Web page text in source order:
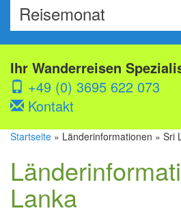
Ihr Wanderreisen
+49 (0) 3695 622 073
Kontakt
Startseite » Länderinformationen » Sri
Lanka